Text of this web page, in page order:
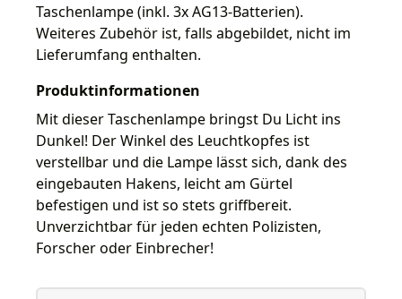
Taschenlampe (inkl. 3x AG13-Batterien).
Weiteres Zubehör ist, falls abgebildet, nicht im
Lieferumfang enthalten.
Produktinformationen
Mit dieser Taschenlampe bringst Du Licht ins
Dunkel! Der Winkel des Leuchtkopfes ist
verstellbar und die Lampe lässt sich, dank des
eingebauten Hakens, leicht am Gürtel
befestigen und ist so stets griffbereit.
Unverzichtbar für jeden echten Polizisten,
Forscher oder Einbrecher!